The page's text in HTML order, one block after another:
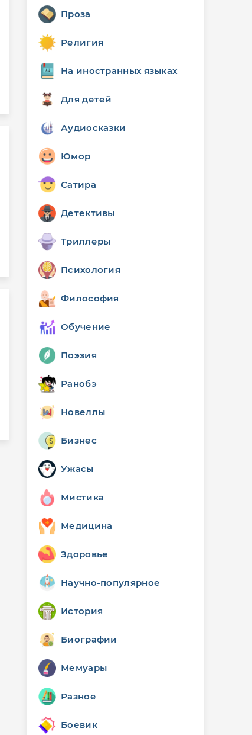
Проза
Религия
На иностранных языках
Для детей
Аудиосказки
Юмор
Сатира
Детективы
Триллеры
Психология
Философия
Обучение
Поэзия
Ранобэ
Новеллы
Бизнес
Ужасы
Мистика
Медицина
Здоровье
Научно-популярное
История
Биографии
Мемуары
Разное
Боевик